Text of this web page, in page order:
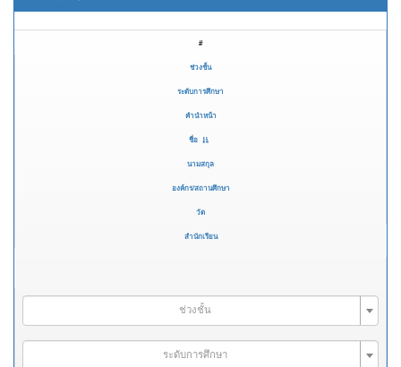
#
ช่วงชั้น
ระดับการศึกษา
คำนำหน้า
ชื่อ
นามสกุล
องค์กร/สถานศึกษา
วัด
สำนักเรียน
ช่วงชั้น
ระดับการศึกษา